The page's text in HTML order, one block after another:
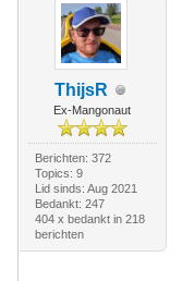
ThijsR
Ex-Mangonaut
Berichten: 372
Topics: 9
Lid sinds: Aug 2021
Bedankt: 247
404 x bedankt in 218
berichten